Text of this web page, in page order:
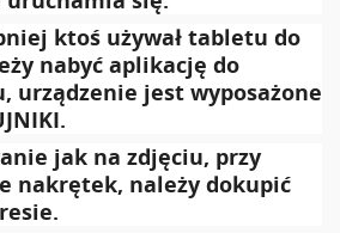
ktoś używał tabletu do
nabyć aplikację do
urządzenie jest wyposażone
jak na zdjęciu, przy
nakrętek, należy dokupić